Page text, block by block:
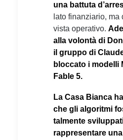
una battuta
lato finanziario, ma
vista operativo.
alla volontà di
il gruppo di
bloccato i modelli
Fable 5.
La Casa Bianca
che gli algoritmi
talmente
rappresentare